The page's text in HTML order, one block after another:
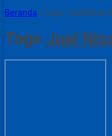
Beranda » Tags "Jual Nisan
Tags Jual